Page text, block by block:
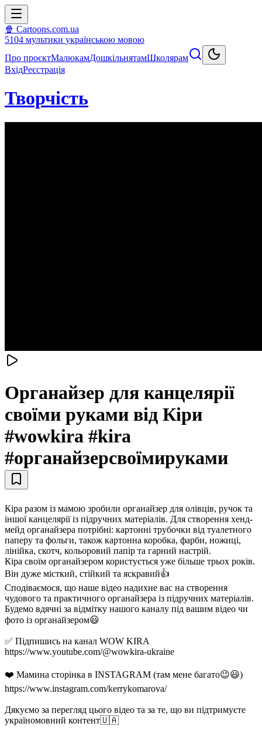
🍿 Cartoons.com.ua
5104 мультики українською мовою
Про проєктМалюкамДошкільнятамШколярам
ВхідРеєстрація
Творчість
Органайзер для канцелярії
своїми руками від Кіри
#wowkira #kira
#органайзерсвоїмируками
Кіра разом із мамою зробили органайзер для олівців, ручок та
іншої канцелярії із підручних матеріалів. Для створення хенд-
мейд органайзера потрібні: картонні трубочки від туалетного
паперу та фольги, також картонна коробка, фарби, ножиці,
лінійка, скотч, кольоровий папір та гарний настрій.
Кіра своїм органайзером користується уже більше трьох років.
Він дуже місткий, стійкий та яскравий👍
Сподіваємося, що наше відео надихне вас на створення
чудового та практичного органайзера із підручних матеріалів.
Будемо вдячні за відмітку нашого каналу під вашим відео чи
фото із органайзером😃
✅ Підпишись на канал WOW KIRA
https://www.youtube.com/@wowkira-ukraine
❤️ Мамина сторінка в INSTAGRAM (там мене багато😉😃)
https://www.instagram.com/kerrykomarova/
Дякуємо за перегляд цього відео та за те, що ви підтримуєте
україномовний контент🇺🇦